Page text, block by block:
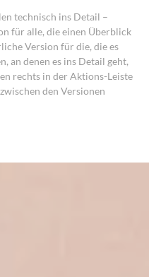
technisch ins Detail –
für alle, die einen Überblick
Version für die, die es
an denen es ins Detail geht,
rechts in der Aktions-Leiste
den Versionen